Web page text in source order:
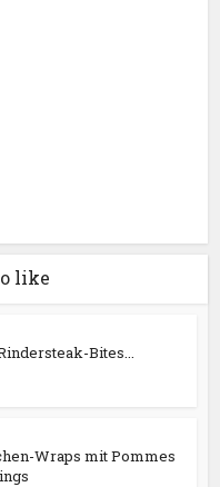
like
Bites...
Wraps mit Pommes